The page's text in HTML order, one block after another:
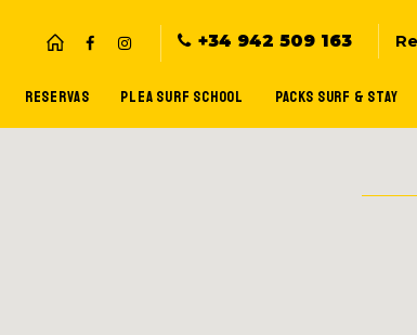
+34 942 509 163
RESERVAS PLEA SURF SCHOOL PACKS SURF & STAY